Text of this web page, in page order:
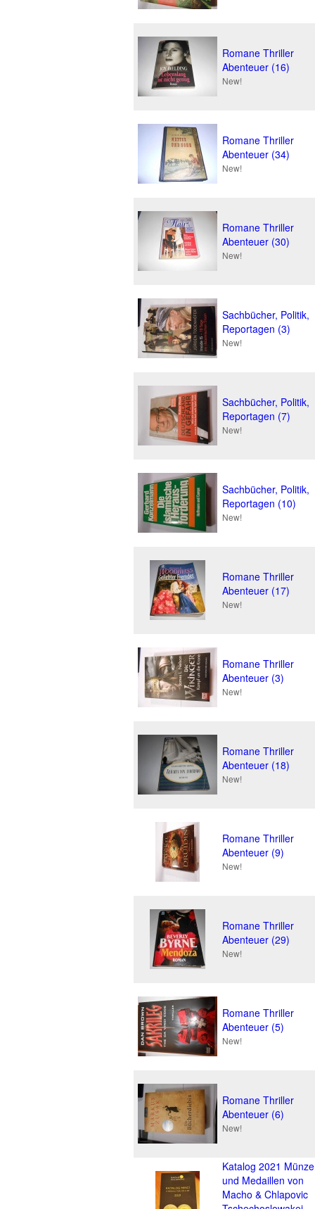
Romane Thriller
Abenteuer (16)
New!
Romane Thriller
Abenteuer (34)
New!
Romane Thriller
Abenteuer (30)
New!
Sachbücher, Politik,
Reportagen (3)
New!
Sachbücher, Politik,
Reportagen (7)
New!
Sachbücher, Politik,
Reportagen (10)
New!
Romane Thriller
Abenteuer (17)
New!
Romane Thriller
Abenteuer (3)
New!
Romane Thriller
Abenteuer (18)
New!
Romane Thriller
Abenteuer (9)
New!
Romane Thriller
Abenteuer (29)
New!
Romane Thriller
Abenteuer (5)
New!
Romane Thriller
Abenteuer (6)
New!
Katalog 2021
und Medaillen von
Macho & Chlapovic